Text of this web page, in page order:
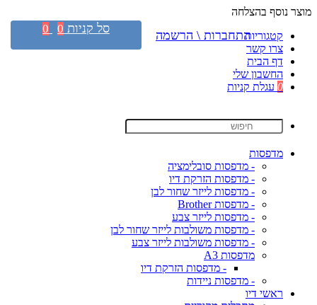
מוצר נוסף בהצלחה
קטגוריות
צרו קשר
דף הבית
החשבון שלי
0 עגלת קניות
מדפסות
- מדפסות סובלימציה
- מדפסות הזרקת דיו
- מדפסות לייזר שחור לבן
- מדפסות Brother
- מדפסות לייזר צבע
- מדפסות משולבות לייזר שחור לבן
- מדפסות משולבות לייזר צבע
מדפסות A3
- מדפסות הזרקת דיו
- מדפסות ניידות
ראשי דיו
התחברות \ הרשמה סל קניות 0
0